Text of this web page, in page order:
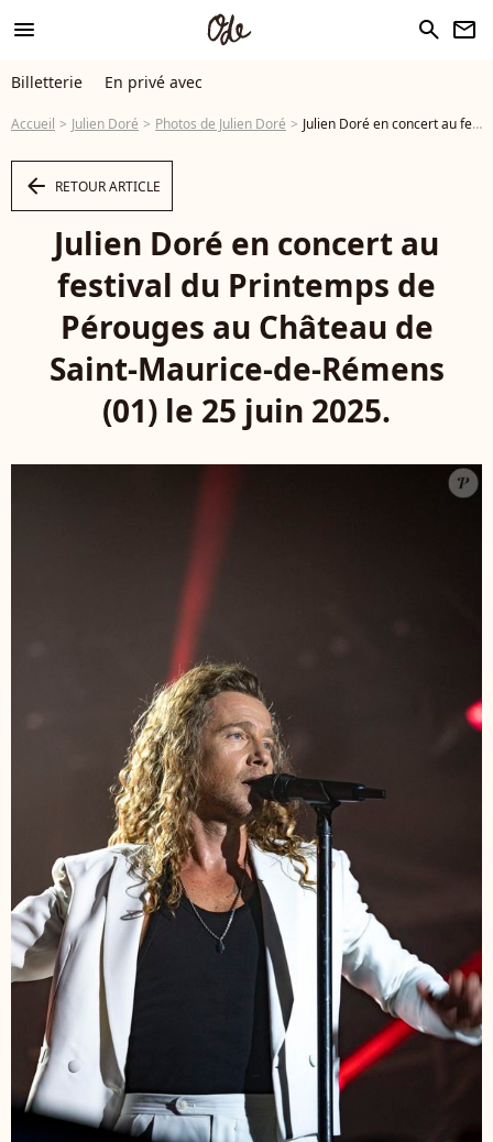
menu search newsletter
Billetterie En privé avec
Accueil Julien Doré Photos de Julien Doré Julien Doré en concert au festival du Printemps de Pérouges au Château de Saint-Maurice-de-Rémens (01) le 25 juin 2025. © Sandrine Thesillat / PsNewZ / Bestimage - Photo
arrow_left RETOUR ARTICLE
Julien Doré en concert au
festival du Printemps de
Pérouges au Château de
Saint-Maurice-de-Rémens
(01) le 25 juin 2025.